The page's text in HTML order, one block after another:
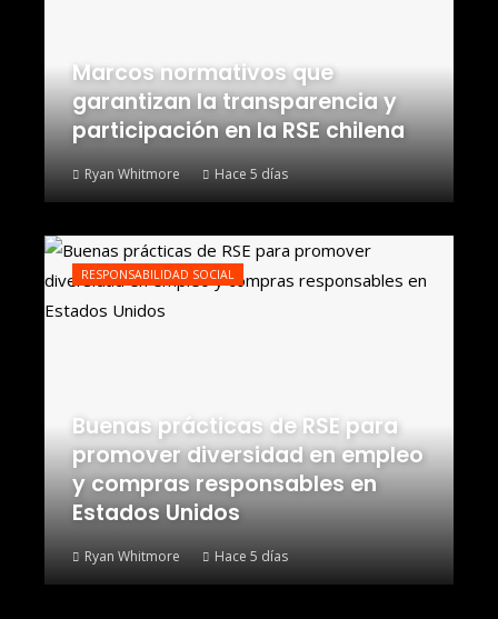
Marcos normativos que
garantizan la transparencia y
participación en la RSE chilena
Ryan Whitmore Hace 5 días
RESPONSABILIDAD SOCIAL
Buenas prácticas de RSE para
promover diversidad en empleo
y compras responsables en
Estados Unidos
Ryan Whitmore Hace 5 días